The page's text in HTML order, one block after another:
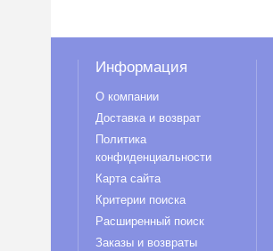
Информация
О компании
Доставка и возврат
Политика
конфиденциальности
Карта сайта
Критерии поиска
Расширенный поиск
Заказы и возвраты